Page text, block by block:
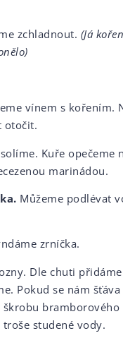
zchladnout. (Já
vínem s kořením.
otočit.
Kuře opečeme
marinádou.
Můžeme podlévat
zrníčka.
Dle chuti
Pokud se nám
bramborového
studené vody.